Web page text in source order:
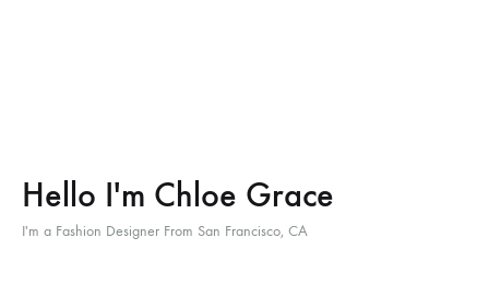
Hello I'm Chloe Grace
I'm a Fashion Designer From San Francisco, CA